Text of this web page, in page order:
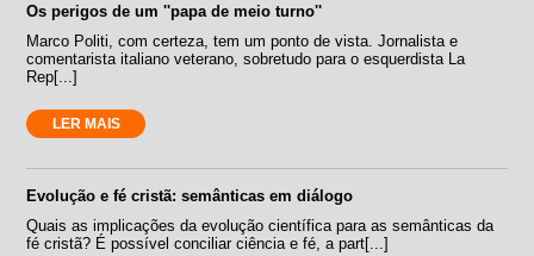
Os perigos de um ''papa de meio turno''
Marco Politi, com certeza, tem um ponto de vista. Jornalista e
comentarista italiano veterano, sobretudo para o esquerdista La
Rep[...]
LER MAIS
Evolução e fé cristã: semânticas em diálogo
Quais as implicações da evolução científica para as semânticas da
fé cristã? É possível conciliar ciência e fé, a part[...]